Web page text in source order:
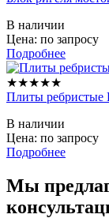
В наличии
Цена: по запросу
Подробнее
★★★★★
Плиты ребристые
В наличии
Цена: по запросу
Подробнее
Мы